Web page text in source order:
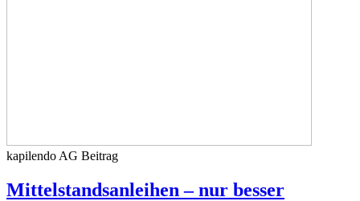
kapilendo AG Beitrag
Mittelstandsanleihen – nur besser